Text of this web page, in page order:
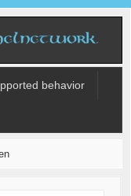
behavior